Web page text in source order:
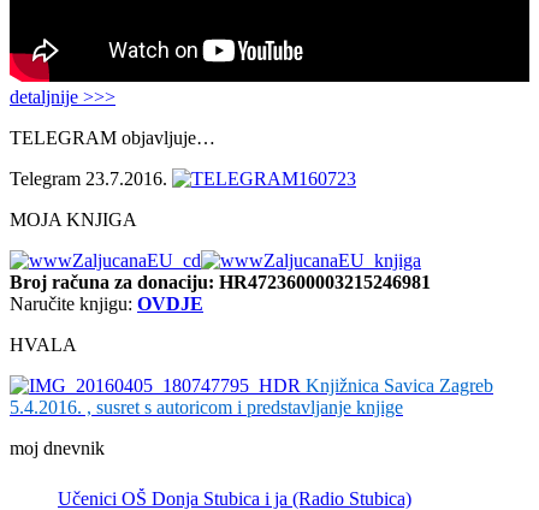
detaljnije >>>
TELEGRAM objavljuje…
Telegram 23.7.2016.
MOJA KNJIGA
Broj računa za donaciju: HR4723600003215246981
Naručite knjigu: OVDJE
HVALA
Knjižnica Savica Zagreb
5.4.2016. , susret s autoricom i predstavljanje knjige
moj dnevnik
Učenici OŠ Donja Stubica i ja (Radio Stubica)